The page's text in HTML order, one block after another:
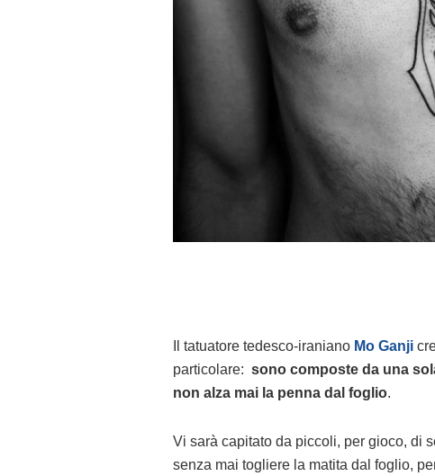
Il tatuatore tedesco-iraniano Mo Ganji
particolare: sono composte da una
non alza mai la penna dal foglio.
Vi sarà capitato da piccoli, per gioco, di
senza mai togliere la matita dal foglio,